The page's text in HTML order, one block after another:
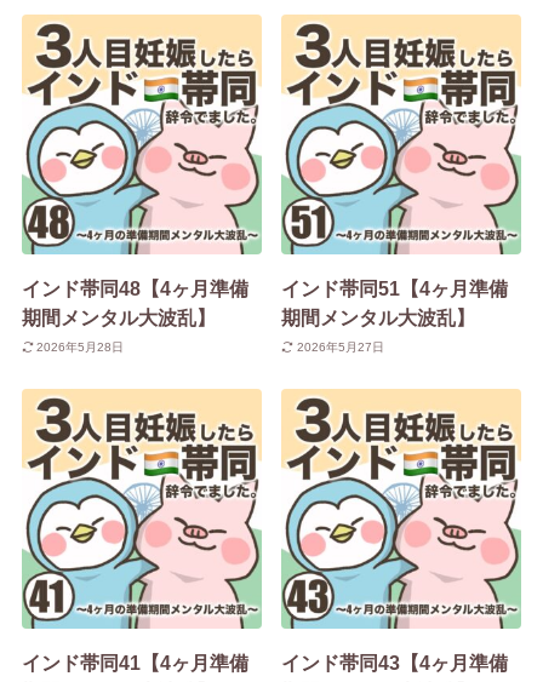
インド帯同48【4ヶ月準備
期間メンタル大波乱】
2026年5月28日
インド帯同51【4ヶ月準備
期間メンタル大波乱】
2026年5月27日
インド帯同41【4ヶ月準備
インド帯同43【4ヶ月準備